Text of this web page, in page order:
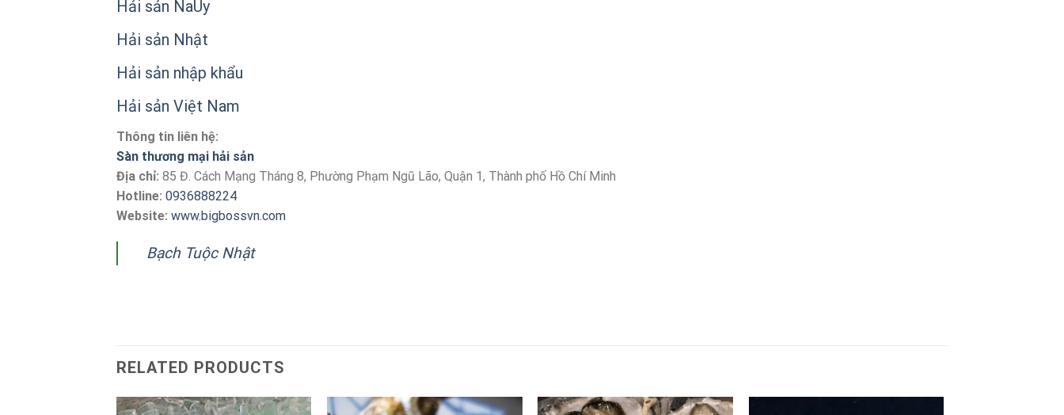
Hải sản NaUy
Hải sản Nhật
Hải sản nhập khẩu
Hải sản Việt Nam
Thông tin liên hệ:
Sàn thương mại hải sản
Địa chỉ: 85 Đ. Cách Mạng Tháng 8, Phường Phạm Ngũ Lão, Quận 1, Thành phố Hồ Chí Minh
Hotline: 0936888224
Website: www.bigbossvn.com
Bạch Tuộc Nhật
RELATED PRODUCTS